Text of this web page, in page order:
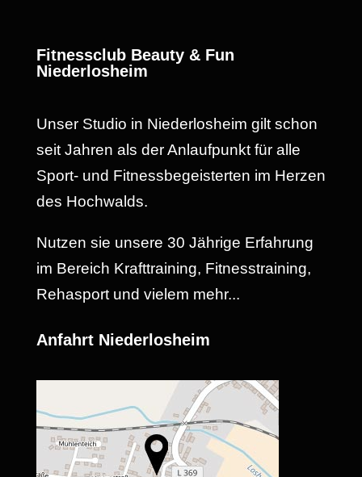
Fitnessclub Beauty & Fun
Niederlosheim
Unser Studio in Niederlosheim gilt schon
seit Jahren als der Anlaufpunkt für alle
Sport- und Fitnessbegeisterten im Herzen
des Hochwalds.
Nutzen sie unsere 30 Jährige Erfahrung
im Bereich Krafttraining, Fitnesstraining,
Rehasport und vielem mehr...
Anfahrt Niederlosheim